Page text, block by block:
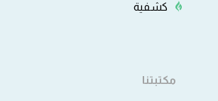
كشفية
مكتبتنا